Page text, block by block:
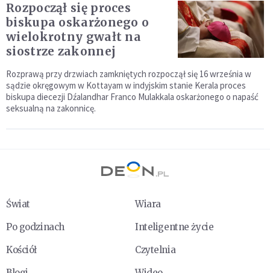
Rozpoczął się proces
biskupa oskarżonego o
wielokrotny gwałt na
siostrze zakonnej
Rozprawą przy drzwiach zamkniętych rozpoczął się 16 września w
sądzie okręgowym w Kottayam w indyjskim stanie Kerala proces
biskupa diecezji Dźalandhar Franco Mulakkala oskarżonego o napaść
seksualną na zakonnicę.
Świat
Wiara
Po godzinach
Inteligentne życie
Kościół
Czytelnia